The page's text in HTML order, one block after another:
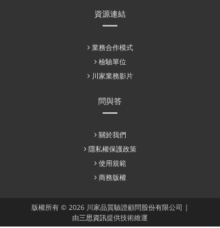
資源連結
業務合作模式
檢驗單位
川家業務影片
問與答
關於我們
隱私權保護政策
使用規範
商務版權
版權所有 © 2026 川家品質驗證顧問股份有限公司 |
由三思資訊提供技術維運